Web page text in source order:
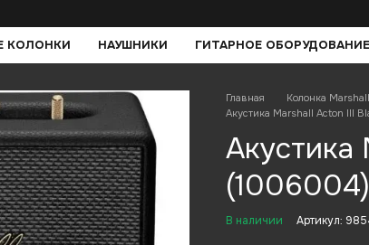
КОЛОНКИ НАУШНИКИ ГИТАРНОЕ ОБОРУДОВАНИЕ
Главная Колонка Marshall
Акустика Marshall Acton III
Акустика
(1006004)
В наличии Артикул: